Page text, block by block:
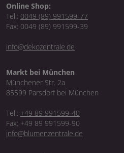
Online Shop:
Tel.: 0049 (89) 991599-77
Fax: 0049 (89) 991599-39
info@dekozentrale.de
Markt bei München
Münchener Str. 2a
85599 Parsdorf bei München
Tel.: +49 89 991599-40
Fax: +49 89 991599-90
info@blumenzentrale.de